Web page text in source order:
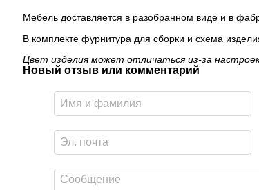
Мебель доставляется в разобранном виде и в
В комплекте фурнитура для сборки и схема
Цвет изделия может отличаться из-за
Новый отзыв или комментарий